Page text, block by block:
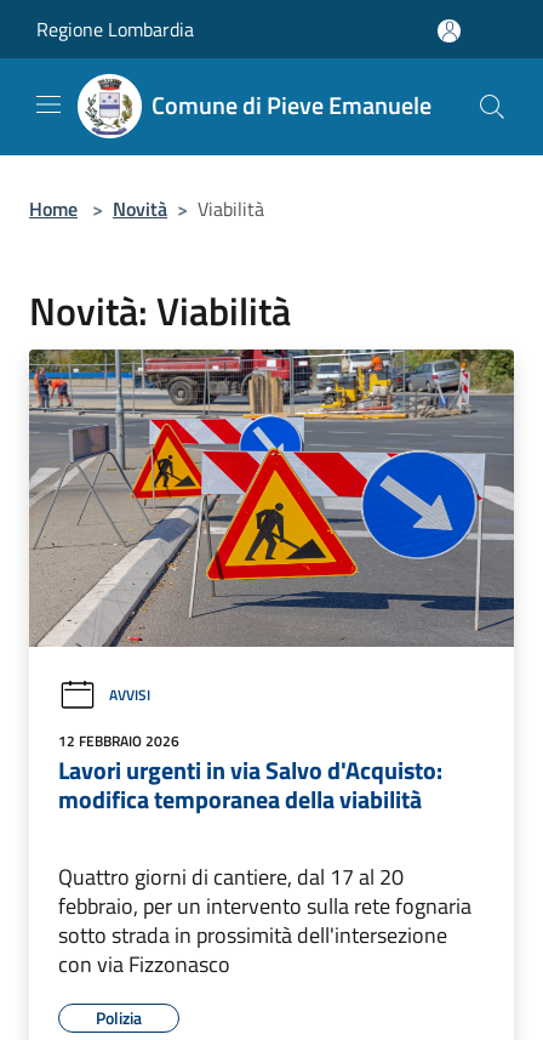
Regione Lombardia
Comune di Pieve Emanuele
Home > Novità > Viabilità
Novità: Viabilità
AVVISI
12 FEBBRAIO 2026
Lavori urgenti in via Salvo d'Acquisto:
modifica temporanea della viabilità
Quattro giorni di cantiere, dal 17 al 20
febbraio, per un intervento sulla rete fognaria
sotto strada in prossimità dell'intersezione
con via Fizzonasco
Polizia